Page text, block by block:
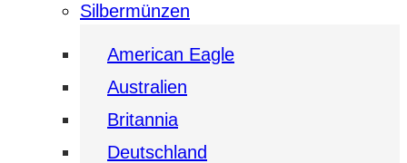
Silbermünzen
American Eagle
Australien
Britannia
Deutschland